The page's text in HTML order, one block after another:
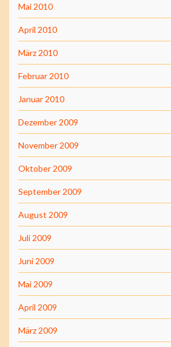
Mai 2010
April 2010
März 2010
Februar 2010
Januar 2010
Dezember 2009
November 2009
Oktober 2009
September 2009
August 2009
Juli 2009
Juni 2009
Mai 2009
April 2009
März 2009